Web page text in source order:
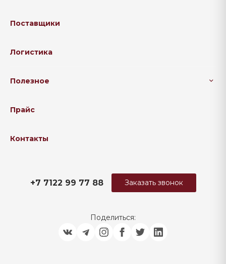
Поставщики
Логистика
Полезное
Прайс
Контакты
+7 7122 99 77 88 Заказать звонок
Поделиться: